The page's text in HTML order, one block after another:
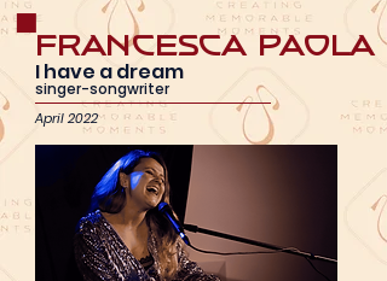
Francesca Paola
I have a dream
singer-songwriter
April 2022